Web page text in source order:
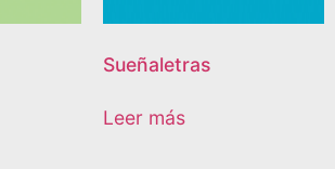
Sueñaletras
Leer más